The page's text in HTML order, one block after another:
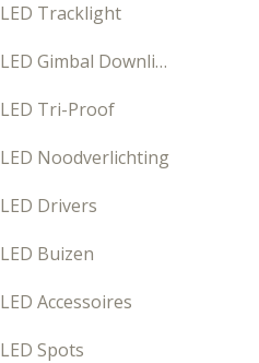
LED Tracklight
LED Gimbal Downlighters
LED Tri-Proof
LED Noodverlichting
LED Drivers
LED Buizen
LED Accessoires
LED Spots